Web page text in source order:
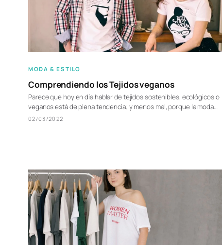
MODA & ESTILO
Comprendiendo los Tejidos veganos
Parece que hoy en día hablar de tejidos sostenibles, ecológicos o
veganos está de plena tendencia; y menos mal, porque la moda…
02/03/2022